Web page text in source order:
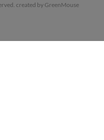
created by GreenMouse